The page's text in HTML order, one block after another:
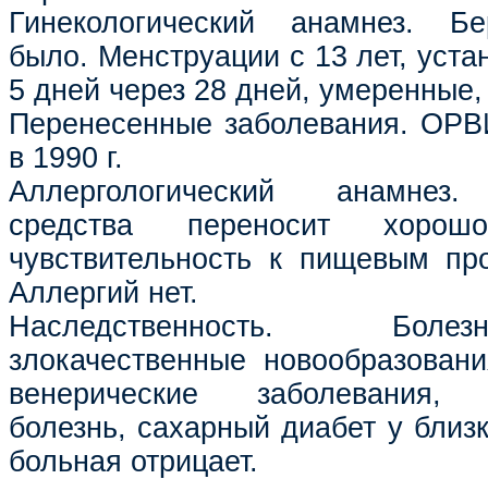
Гинекологический анамнез.
было. Менструации с 13 лет,
5 дней через 28 дней,
Перенесенные заболевания.
в 1990 г.
Аллергологический
средства переносит
чувствительность к пищевым
Аллергий нет.
Наследственность.
злокачественные
венерические заболевания,
болезнь, сахарный диабет у
больная отрицает.